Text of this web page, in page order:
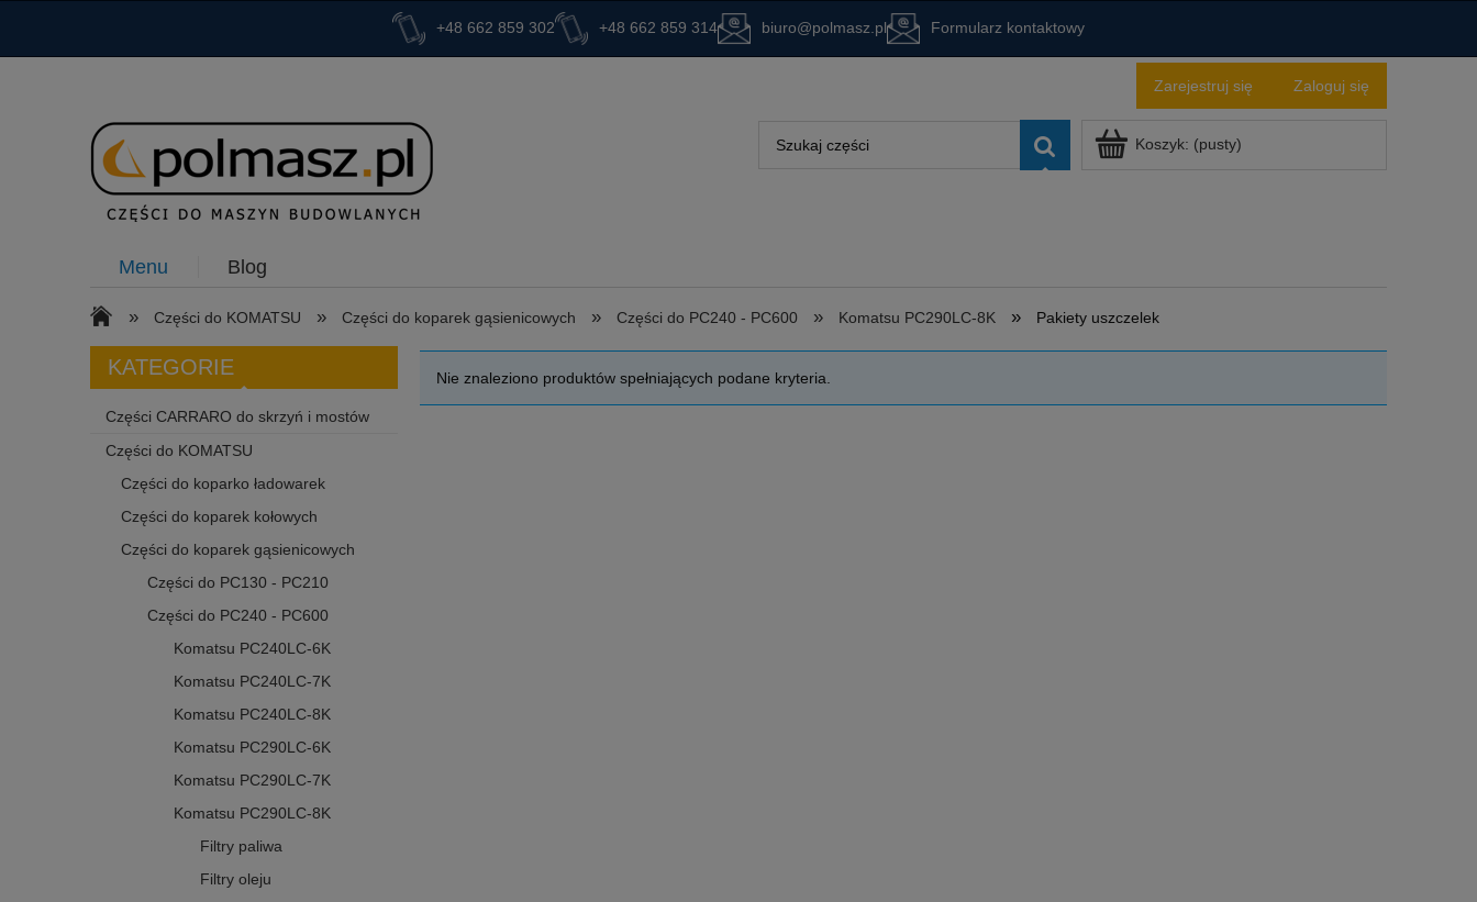
+48 662 859 302 +48 662 859 314 biuro@polmasz.pl Formularz kontaktowy
Zarejestruj się Zaloguj się
Koszyk: (pusty)
Menu Blog
» Części do KOMATSU » Części do koparek gąsienicowych » Części do PC240 - PC600 » Komatsu PC290LC-8K » Pakiety uszczelek
KATEGORIE
Części CARRARO do skrzyń i mostów
Części do KOMATSU
Części do koparko ładowarek
Części do koparek kołowych
Części do koparek gąsienicowych
Części do PC130 - PC210
Części do PC240 - PC600
Komatsu PC240LC-6K
Komatsu PC240LC-7K
Komatsu PC240LC-8K
Komatsu PC290LC-6K
Komatsu PC290LC-7K
Komatsu PC290LC-8K
Filtry paliwa
Filtry oleju
Nie znaleziono produktów spełniających podane kryteria.